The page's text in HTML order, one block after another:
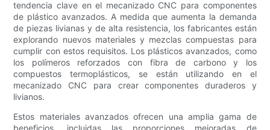
tendencia clave en el mecanizado CNC para componentes
de plástico avanzados. A medida que aumenta la demanda
de piezas livianas y de alta resistencia, los fabricantes están
explorando nuevos materiales y mezclas compuestas para
cumplir con estos requisitos. Los plásticos avanzados, como
los polímeros reforzados con fibra de carbono y los
compuestos termoplásticos, se están utilizando en el
mecanizado CNC para crear componentes duraderos y
livianos.
Estos materiales avanzados ofrecen una amplia gama de